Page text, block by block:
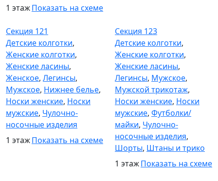
1 этажПоказать на схеме
Секция 121
Детские колготки,
Женские колготки,
Женские ласины,
Женское, Легинсы,
Мужское, Нижнее белье,
Носки женские, Носки
мужские, Чулочно-
носочные изделия
1 этажПоказать на схеме
Секция 123
Детские колготки,
Женские колготки,
Женские ласины,
Легинсы, Мужское,
Мужской трикотаж,
Носки женские, Носки
мужские, Футболки/
майки, Чулочно-
носочные изделия,
Шорты, Штаны и трико
1 этажПоказать на схеме